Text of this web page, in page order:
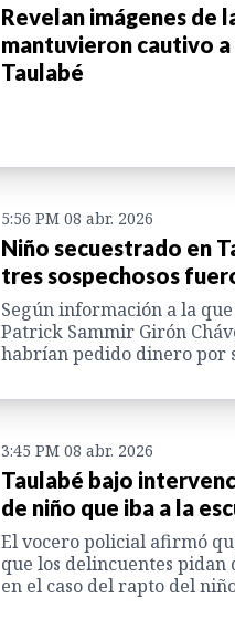
Revelan imágenes de
mantuvieron cautivo
Taulabé
5:56 PM 08 abr. 2026
Niño secuestrado en
tres sospechosos
Según información a la
Patrick Sammir Girón
habrían pedido dinero por
3:45 PM 08 abr. 2026
Taulabé bajo
de niño que iba a la
El vocero policial afirmó
que los delincuentes
en el caso del rapto del